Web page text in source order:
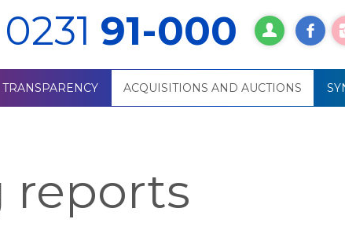
0231 91-000
TRANSPARENCY ACQUISITIONS AND AUCTIONS
reports